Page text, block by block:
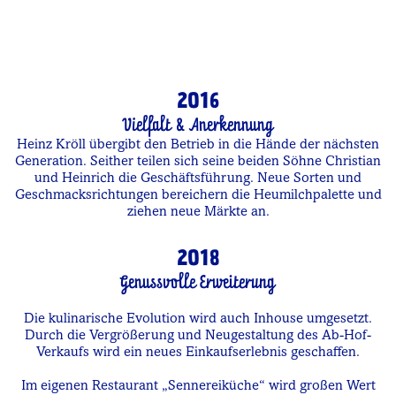
2016
Vielfalt & Anerkennung
Heinz Kröll übergibt den Betrieb in die Hände der nächsten
Generation. Seither teilen sich seine beiden Söhne Christian
und Heinrich die Geschäftsführung. Neue Sorten und
Geschmacksrichtungen bereichern die Heumilchpalette und
ziehen neue Märkte an.
2018
Genussvolle Erweiterung
Die kulinarische Evolution wird auch Inhouse umgesetzt.
Durch die Vergrößerung und Neugestaltung des Ab-Hof-
Verkaufs wird ein neues Einkaufserlebnis geschaffen.
Im eigenen Restaurant „Sennereiküche“ wird großen Wert